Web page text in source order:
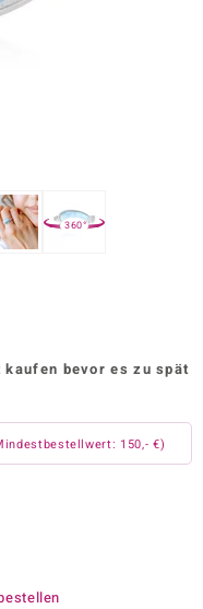
360°
kaufen bevor es zu spät
150,- €)